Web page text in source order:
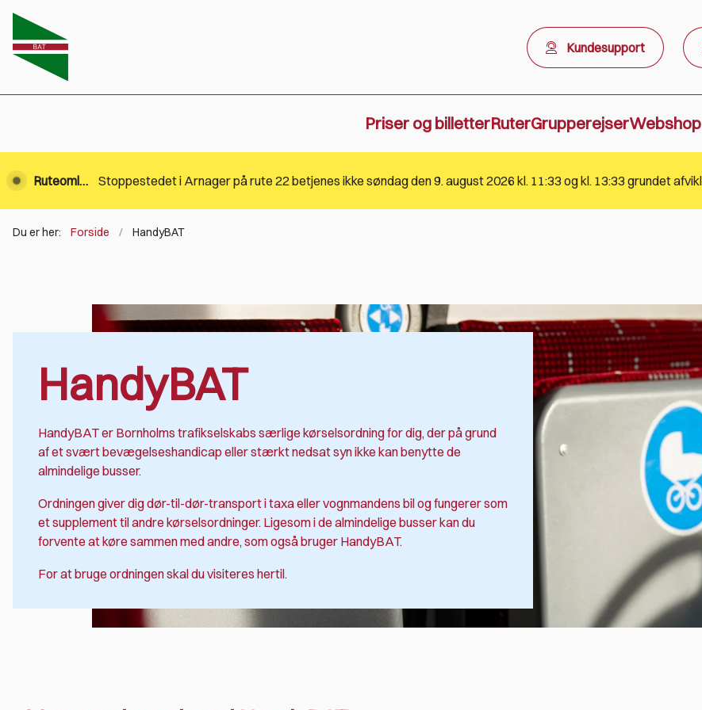
Kundesupport
Priser og billetterRuterGrupperejserWebshop
Ruteomlægning
Du er her: Forside HandyBAT
HandyBAT
HandyBAT er Bornholms trafikselskabs særlige kørselsordning for dig, der på grund
af et svært bevægelseshandicap eller stærkt nedsat syn ikke kan benytte de
almindelige busser.
Ordningen giver dig dør-til-dør-transport i taxa eller vognmandens bil og fungerer som
et supplement til andre kørselsordninger. Ligesom i de almindelige busser kan du
forvente at køre sammen med andre, som også bruger HandyBAT.
For at bruge ordningen skal du visiteres hertil.